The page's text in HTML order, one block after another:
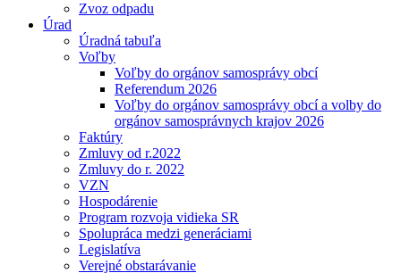
Zvoz odpadu
Úrad
Úradná tabuľa
Voľby
Voľby do orgánov samosprávy obcí
Referendum 2026
Voľby do orgánov samosprávy obcí a volby do
orgánov samosprávnych krajov 2026
Faktúry
Zmluvy od r.2022
Zmluvy do r. 2022
VZN
Hospodárenie
Program rozvoja vidieka SR
Spolupráca medzi generáciami
Legislatíva
Verejné obstarávanie